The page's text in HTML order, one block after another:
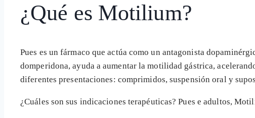
¿Qué es Motilium?
Pues es un fármaco que actúa como un antagonista
domperidona, ayuda a aumentar la motilidad gástrica,
diferentes presentaciones: comprimidos, suspensión oral y
¿Cuáles son sus indicaciones terapéuticas? Pues e adultos,